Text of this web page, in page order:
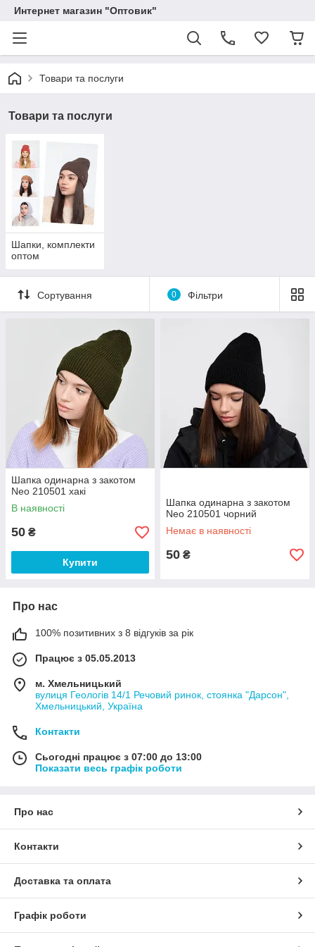
Интернет магазин "Оптовик"
Товари та послуги
Товари та послуги
Шапки, комплекти
оптом
Сортування 0 Фільтри
Шапка одинарна з закотом
Neo 210501 хакі
В наявності
50 ₴
Купити
Шапка одинарна з закотом
Neo 210501 чорний
Немає в наявності
50 ₴
Про нас
100% позитивних з 8 відгуків за рік
Працює з 05.05.2013
м. Хмельницький
вулиця Геологів 14/1 Речовий ринок, стоянка "Дарсон",
Хмельницький, Україна
Контакти
Сьогодні працює з 07:00 до 13:00
Показати весь графік роботи
Про нас
Контакти
Доставка та оплата
Графік роботи